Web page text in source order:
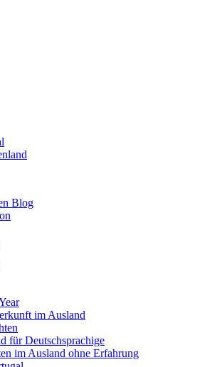
Blog
im Ausland
für Deutschsprachige
im Ausland ohne Erfahrung